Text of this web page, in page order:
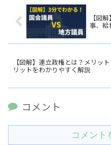
【図
事、給
【図解】連立政権とは？メリッ
リットをわかりやすく解説
コメント
コメント